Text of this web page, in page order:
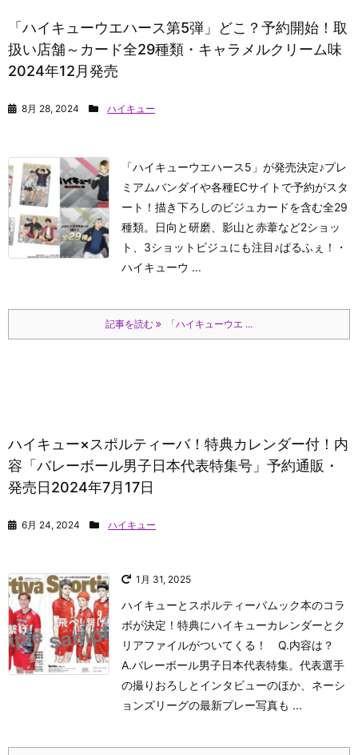
「ハイキューウエハース第5弾」どこ？予約開始！取
扱い店舗～カード全29種類・キャラメルクリーム味
2024年12月発売
8月 28, 2024 ハイキュー
「ハイキューウエハース5」が発売決定♪プレ
ミアムバンダイや各種ECサイトで予約がスタ
ート！描き下ろしのビジュカードを含む全29
種類。日向と研磨、影山と赤葦など2ショッ
ト、3ショットビジュにも注目♪ぱるふぇ！
・
ハイキューウ ...
記事を読む 「ハイキューウエ ...
ハイキュー×スポルティーバ！特典カレンダー付！内
容「バレーボール男子日本代表特集号」予約通販・
発売日2024年7月17日
6月 24, 2024 ハイキュー
1月 31, 2025
ハイキューとスポルティーバムック本のコラ
ボが決定！特典にハイキューカレンダーとク
リアファイルがついてくる！ Q.内容は？
A.バレーボール男子日本代表特集。代表選手
の撮りおろしとインタビューのほか、ネーシ
ョンズリーグの最新プレー写真も ...